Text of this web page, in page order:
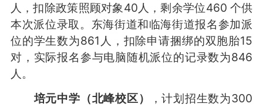
人，扣除政策照顾对象40人，剩余学位460 个供
本次派位录取。东海街道和临海街道报名参加派
位的学生数为861人，扣除申请捆绑的双胞胎15
对，实际报名参与电脑随机派位的记录数为846
人。
培元中学（北峰校区）
，计划招生数为300